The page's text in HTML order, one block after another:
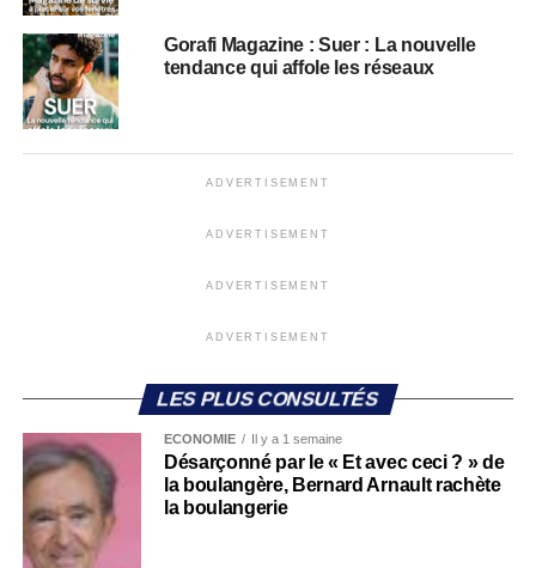
Gorafi Magazine : Suer : La nouvelle
tendance qui affole les réseaux
ADVERTISEMENT
ADVERTISEMENT
ADVERTISEMENT
ADVERTISEMENT
LES PLUS CONSULTÉS
ECONOMIE Il y a 1 semaine
Désarçonné par le « Et avec ceci ? » de
la boulangère, Bernard Arnault rachète
la boulangerie